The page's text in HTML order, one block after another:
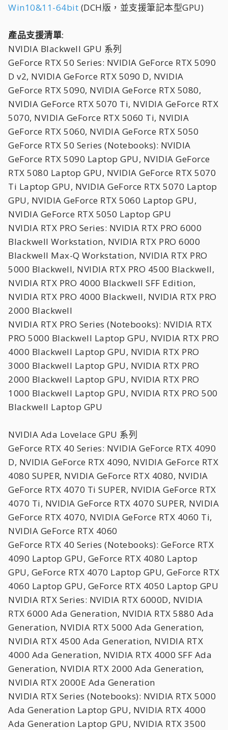
Win10&11-64bit (DCH版，並支援筆記本型GPU)
產品支援清單:
NVIDIA Blackwell GPU 系列
GeForce RTX 50 Series: NVIDIA GeForce RTX 5090
D v2, NVIDIA GeForce RTX 5090 D, NVIDIA
GeForce RTX 5090, NVIDIA GeForce RTX 5080,
NVIDIA GeForce RTX 5070 Ti, NVIDIA GeForce RTX
5070, NVIDIA GeForce RTX 5060 Ti, NVIDIA
GeForce RTX 5060, NVIDIA GeForce RTX 5050
GeForce RTX 50 Series (Notebooks): NVIDIA
GeForce RTX 5090 Laptop GPU, NVIDIA GeForce
RTX 5080 Laptop GPU, NVIDIA GeForce RTX 5070
Ti Laptop GPU, NVIDIA GeForce RTX 5070 Laptop
GPU, NVIDIA GeForce RTX 5060 Laptop GPU,
NVIDIA GeForce RTX 5050 Laptop GPU
NVIDIA RTX PRO Series: NVIDIA RTX PRO 6000
Blackwell Workstation, NVIDIA RTX PRO 6000
Blackwell Max-Q Workstation, NVIDIA RTX PRO
5000 Blackwell, NVIDIA RTX PRO 4500 Blackwell,
NVIDIA RTX PRO 4000 Blackwell SFF Edition,
NVIDIA RTX PRO 4000 Blackwell, NVIDIA RTX PRO
2000 Blackwell
NVIDIA RTX PRO Series (Notebooks): NVIDIA RTX
PRO 5000 Blackwell Laptop GPU, NVIDIA RTX PRO
4000 Blackwell Laptop GPU, NVIDIA RTX PRO
3000 Blackwell Laptop GPU, NVIDIA RTX PRO
2000 Blackwell Laptop GPU, NVIDIA RTX PRO
1000 Blackwell Laptop GPU, NVIDIA RTX PRO 500
Blackwell Laptop GPU
NVIDIA Ada Lovelace GPU 系列
GeForce RTX 40 Series: NVIDIA GeForce RTX 4090
D, NVIDIA GeForce RTX 4090, NVIDIA GeForce RTX
4080 SUPER, NVIDIA GeForce RTX 4080, NVIDIA
GeForce RTX 4070 Ti SUPER, NVIDIA GeForce RTX
4070 Ti, NVIDIA GeForce RTX 4070 SUPER, NVIDIA
GeForce RTX 4070, NVIDIA GeForce RTX 4060 Ti,
NVIDIA GeForce RTX 4060
GeForce RTX 40 Series (Notebooks): GeForce RTX
4090 Laptop GPU, GeForce RTX 4080 Laptop
GPU, GeForce RTX 4070 Laptop GPU, GeForce RTX
4060 Laptop GPU, GeForce RTX 4050 Laptop GPU
NVIDIA RTX Series: NVIDIA RTX 6000D, NVIDIA
RTX 6000 Ada Generation, NVIDIA RTX 5880 Ada
Generation, NVIDIA RTX 5000 Ada Generation,
NVIDIA RTX 4500 Ada Generation, NVIDIA RTX
4000 Ada Generation, NVIDIA RTX 4000 SFF Ada
Generation, NVIDIA RTX 2000 Ada Generation,
NVIDIA RTX 2000E Ada Generation
NVIDIA RTX Series (Notebooks): NVIDIA RTX 5000
Ada Generation Laptop GPU, NVIDIA RTX 4000
Ada Generation Laptop GPU, NVIDIA RTX 3500